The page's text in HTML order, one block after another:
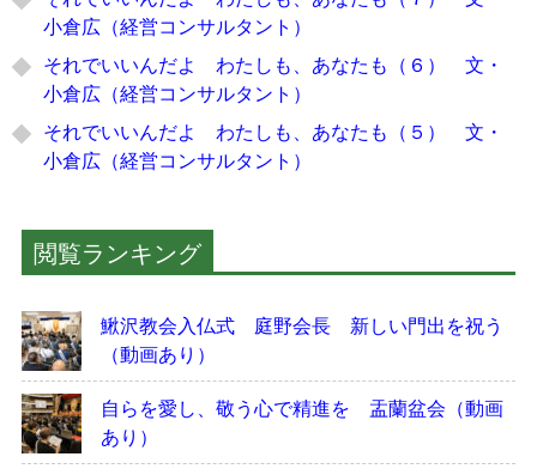
小倉広（経営コンサルタント）
それでいいんだよ わたしも、あなたも（６） 文・
小倉広（経営コンサルタント）
それでいいんだよ わたしも、あなたも（５） 文・
小倉広（経営コンサルタント）
閲覧ランキング
鰍沢教会入仏式 庭野会長 新しい門出を祝う
（動画あり）
自らを愛し、敬う心で精進を 盂蘭盆会（動画
あり）